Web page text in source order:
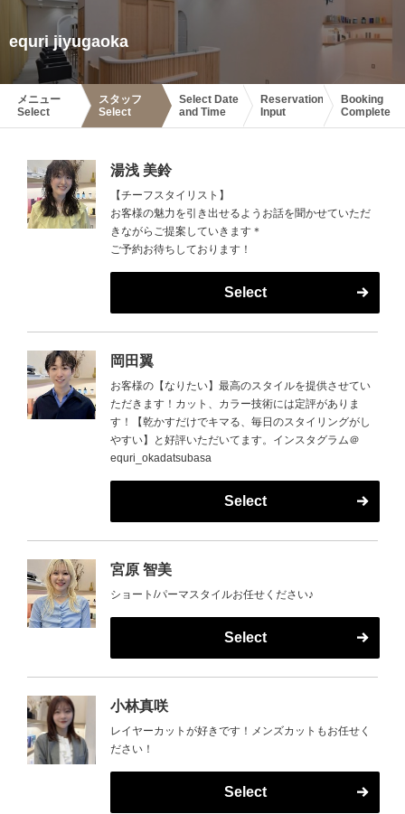
equri jiyugaoka
メニュー
Select
スタッフ
Select
Select Date
and Time
Reservation
Input
Booking
Complete
湯浅 美鈴
【チーフスタイリスト】
お客様の魅力を引き出せるようお話を聞かせていただ
きながらご提案していきます＊
ご予約お待ちしております！
Select
岡田翼
お客様の【なりたい】最高のスタイルを提供させてい
ただきます！カット、カラー技術には定評がありま
す！【乾かすだけでキマる、毎日のスタイリングがし
やすい】と好評いただいてます。インスタグラム＠
equri_okadatsubasa
Select
宮原 智美
ショート/パーマスタイルお任せください♪
Select
小林真咲
レイヤーカットが好きです！メンズカットもお任せく
ださい！
Select